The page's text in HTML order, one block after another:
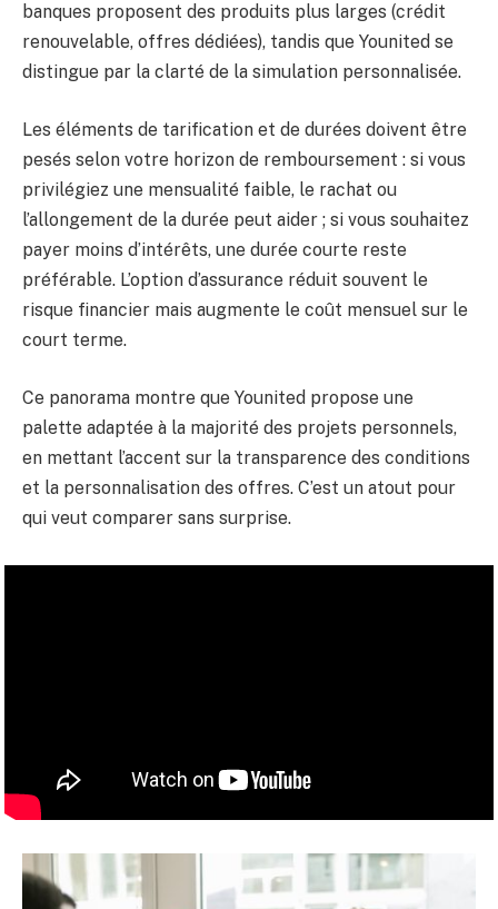
banques proposent des produits plus larges (crédit
renouvelable, offres dédiées), tandis que Younited se
distingue par la clarté de la simulation personnalisée.
Les éléments de tarification et de durées doivent être
pesés selon votre horizon de remboursement : si vous
privilégiez une mensualité faible, le rachat ou
l’allongement de la durée peut aider ; si vous souhaitez
payer moins d’intérêts, une durée courte reste
préférable. L’option d’assurance réduit souvent le
risque financier mais augmente le coût mensuel sur le
court terme.
Ce panorama montre que Younited propose une
palette adaptée à la majorité des projets personnels,
en mettant l’accent sur la transparence des conditions
et la personnalisation des offres. C’est un atout pour
qui veut comparer sans surprise.